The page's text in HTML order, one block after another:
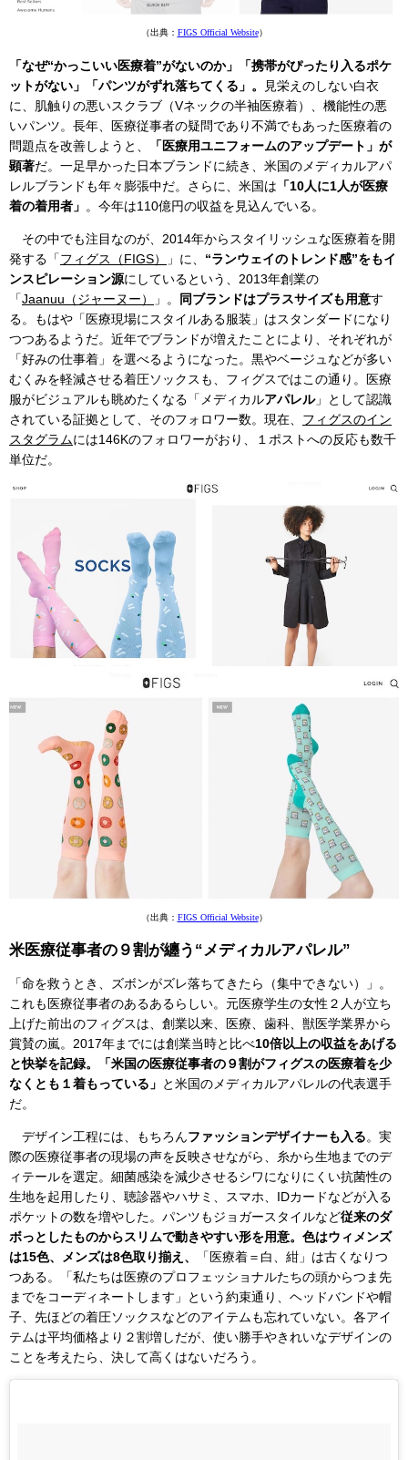
（出典： FIGS Official Website）
「なぜ“かっこいい医療着”がないのか」「携帯がぴったり入るポケ
ットがない」「パンツがずれ落ちてくる」。
見栄えのしない白衣
に、肌触りの悪いスクラブ（Vネックの半袖医療着）、機能性の悪
いパンツ。長年、医療従事者の疑問であり不満でもあった医療着の
問題点を改善しようと、
「医療用ユニフォームのアップデート」が
顕著だ。一足早かった日本ブランドに続き、米国のメディカルアパ
レルブランドも年々膨張中だ。さらに、米国は 「10人に1人が医療
着の着用者」 。今年は110億円の収益を見込んでいる。
その中でも注目なのが、2014年からスタイリッシュな医療着を開
発する「フィグス（FIGS） 」に、 “ランウェイのトレンド感”をもイ
ンスピレーション源にしているという、2013年創業の
「Jaanuu（ジャーヌー） 」。 同ブランドはプラスサイズも用意す
る。もはや「医療現場にスタイルある服装」はスタンダードになり
つつあるようだ。近年でブランドが増えたことにより、それぞれが
「好みの仕事着」を選べるようになった。黒やベージュなどが多い
むくみを軽減させる着圧ソックスも、フィグスではこの通り。医療
服がビジュアルも眺めたくなる「メディカルアパレル」として認識
されている証拠として、そのフォロワー数。現在、 フィグスのイン
スタグラムには146Kのフォロワーがおり、１ポストへの反応も数千
単位だ。
（出典： FIGS Official Website）
米医療従事者の９割が纏う“メディカルアパレル”
「命を救うとき、ズボンがズレ落ちてきたら（集中できない）」。
これも医療従事者のあるあるらしい。元医療学生の女性２人が立ち
上げた前出のフィグスは、創業以来、医療、歯科、獣医学業界から
賞賛の嵐。2017年までには創業当時と比べ10倍以上の収益をあげる
と快挙を記録。「米国の医療従事者の９割がフィグスの医療着を少
なくとも１着もっている」 と米国のメディカルアパレルの代表選手
だ。
デザイン工程には、もちろんファッションデザイナーも入る。実
際の医療従事者の現場の声を反映させながら、糸から生地までのデ
ィテールを選定。細菌感染を減少させるシワになりにくい抗菌性の
生地を起用したり、聴診器やハサミ、スマホ、IDカードなどが入る
ポケットの数を増やした。パンツもジョガースタイルなど従来のダ
ボっとしたものからスリムで動きやすい形を用意。色はウィメンズ
は15色、メンズは8色取り揃え、
「医療着＝白、紺」は古くなりつ
つある。「私たちは医療のプロフェッショナルたちの頭からつま先
までをコーディネートします」という約束通り、ヘッドバンドや帽
子、先ほどの着圧ソックスなどのアイテムも忘れていない。各アイ
テムは平均価格より２割増しだが、使い勝手やきれいなデザインの
ことを考えたら、決して高くはないだろう。